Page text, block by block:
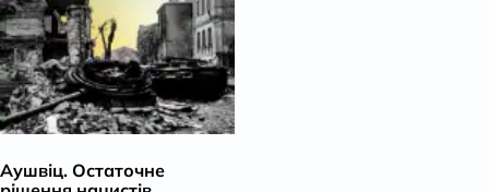
Аушвіц. Остаточне